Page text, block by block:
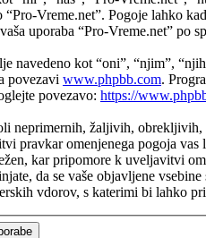
Vreme.net”. Pogoje lahko
uporaba “Pro-Vreme.net” po
navedeno kot “oni”, “njim”,
povezavi www.phpbb.com.
povezavo: https://
neprimernih, žaljivih,
pravkar omenjenega pogoja
kar pripomore k uveljavitvi
da se vaše objavljene
vdorov, s katerimi bi lahko